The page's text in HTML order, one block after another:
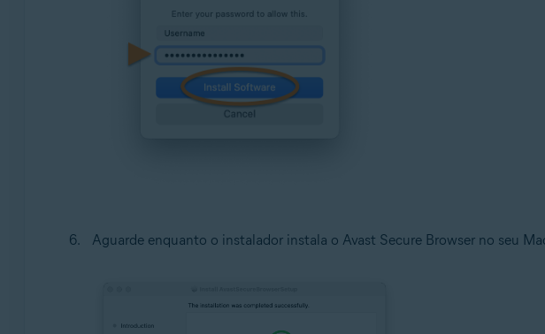
Aguarde enquanto o instalador instala o Avast Secure Browser no seu